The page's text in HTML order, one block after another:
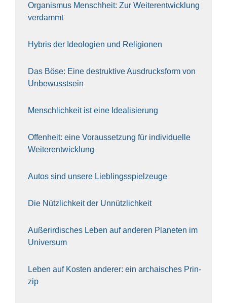
Orga­nis­mus Mensch­heit: Zur Wei­ter­ent­wick­lung
ver­dammt
Hybris der Ideo­lo­gien und Reli­gio­nen
Das Böse: Eine destruk­ti­ve Aus­drucks­form von
Unbe­wusst­sein
Mensch­lich­keit ist eine Idea­li­sie­rung
Offen­heit: eine Vor­aus­set­zung für indi­vi­du­el­le
Wei­ter­ent­wick­lung
Autos sind unse­re Lieb­lings­spiel­zeu­ge
Die Nütz­lich­keit der Unnütz­lich­keit
Außer­ir­di­sches Leben auf ande­ren Pla­ne­ten im
Uni­ver­sum
Leben auf Kos­ten ande­rer: ein archai­sches Prin­
zip